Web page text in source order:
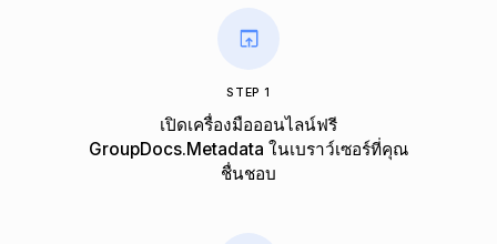
STEP 1
เปิดเครื่องมือออนไลน์ฟรี
GroupDocs.Metadata ในเบราว์เซอร์ที่คุณ
ชื่นชอบ